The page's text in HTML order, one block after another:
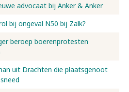
advocaat bij Anker & Anker
bij ongeval N50 bij Zalk?
beroep boerenprotesten
uit Drachten die plaatsgenoot